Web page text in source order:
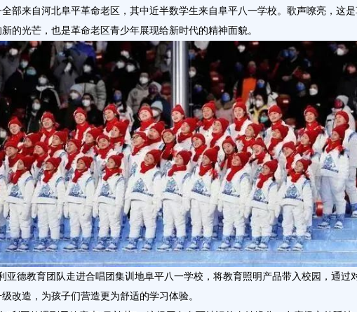
全部来自河北阜平革命老区，其中近半数学生来自阜平八一学校。歌声嘹亮，这
的光芒，也是革命老区青少年展现给新时代的精神面貌。
亚德教育团队走进合唱团集训地阜平八一学校，将教育照明产品带入校园，通过
改造，为孩子们营造更为舒适的学习体验。